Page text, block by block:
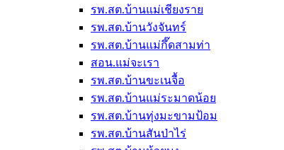
รพ.สต.บ้านแม่เชียงราย
รพ.สต.บ้านวังจันทร์
รพ.สต.บ้านแม่กึ๊ดสามท่า
สอน.แม่จะเรา
รพ.สต.บ้านขะเนจื้อ
รพ.สต.บ้านแม่ระมาดน้อย
รพ.สต.บ้านทุ่งมะขามป้อม
รพ.สต.บ้านสันป่าไร่